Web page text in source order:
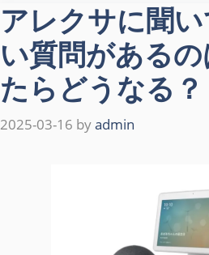
アレクサに聞
い質問がある
たらどうなる？
2025-03-16 byadmin